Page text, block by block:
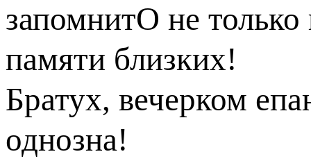
запомнитО не
памяти близких!
Братух, вечерком
однозна!